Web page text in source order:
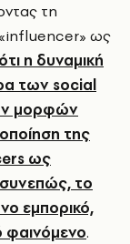
τη
«influencer» ως
η δυναμική
των social
μορφών
της
ως
συνεπώς, το
εμπορικό,
φαινόμενο.